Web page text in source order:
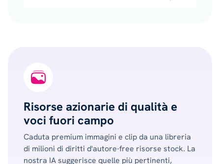
Risorse azionarie di qualità e
voci fuori campo
Caduta premium immagini e clip da una libreria
di milioni di diritti d'autore-free risorse stock. La
nostra IA suggerisce quelle più pertinenti,